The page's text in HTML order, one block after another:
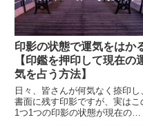
印影の状態で運気をはか
【印鑑を押印して現在の
気を占う方法】
日々、皆さんが何気なく捺印し
書面に残す印影ですが、実はこ
1つ1つの印影の状態が現在の皆